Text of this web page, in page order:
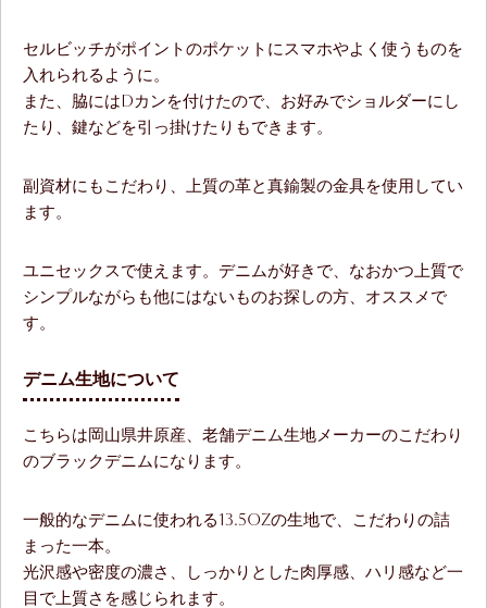
セルビッチがポイントのポケットにスマホやよく使うものを
入れられるように。
また、脇にはDカンを付けたので、お好みでショルダーにし
たり、鍵などを引っ掛けたりもできます。
副資材にもこだわり、上質の革と真鍮製の金具を使用してい
ます。
ユニセックスで使えます。デニムが好きで、なおかつ上質で
シンプルながらも他にはないものお探しの方、オススメで
す。
デニム生地について
こちらは岡山県井原産、老舗デニム生地メーカーのこだわり
のブラックデニムになります。
一般的なデニムに使われる13.5ozの生地で、こだわりの詰
まった一本。
光沢感や密度の濃さ、しっかりとした肉厚感、ハリ感など一
目で上質さを感じられます。